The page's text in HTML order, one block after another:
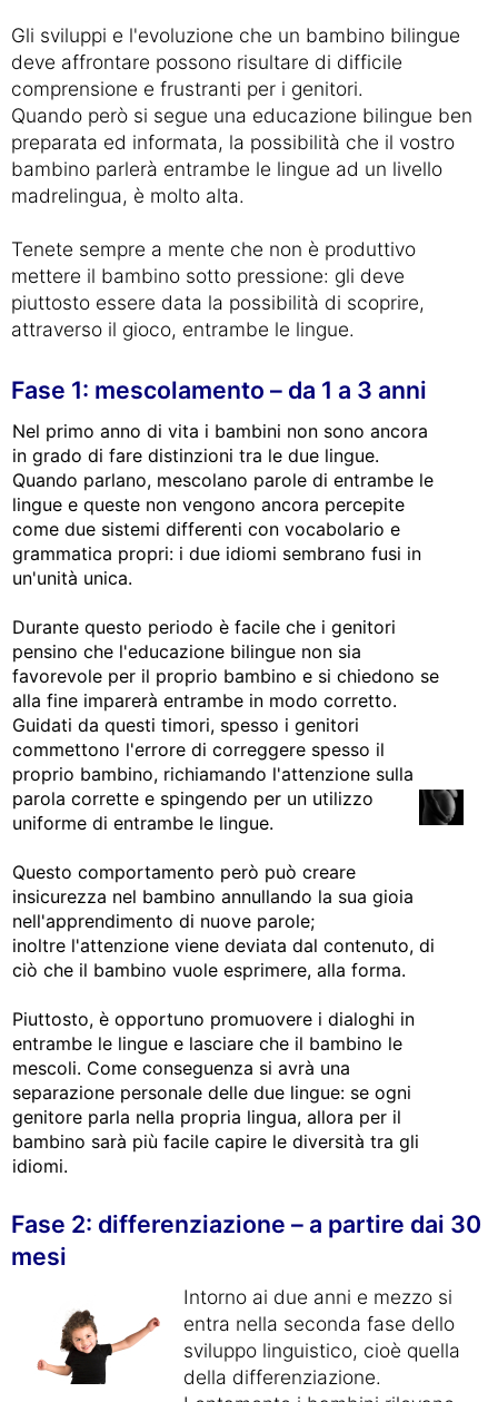
Gli sviluppi e l'evoluzione che un bambino bilingue
deve affrontare possono risultare di difficile
comprensione e frustranti per i genitori.
Quando però si segue una educazione bilingue ben
preparata ed informata, la possibilità che il vostro
bambino parlerà entrambe le lingue ad un livello
madrelingua, è molto alta.
Tenete sempre a mente che non è produttivo
mettere il bambino sotto pressione: gli deve
piuttosto essere data la possibilità di scoprire,
attraverso il gioco, entrambe le lingue.
Fase 1: mescolamento – da 1 a 3 anni
Nel primo anno di vita i bambini non sono ancora
in grado di fare distinzioni tra le due lingue.
Quando parlano, mescolano parole di entrambe le
lingue e queste non vengono ancora percepite
come due sistemi differenti con vocabolario e
grammatica propri: i due idiomi sembrano fusi in
un'unità unica.
Durante questo periodo è facile che i genitori
pensino che l'educazione bilingue non sia
favorevole per il proprio bambino e si chiedono se
alla fine imparerà entrambe in modo corretto.
Guidati da questi timori, spesso i genitori
commettono l'errore di correggere spesso il
proprio bambino, richiamando l'attenzione sulla
parola corrette e spingendo per un utilizzo
uniforme di entrambe le lingue.
Questo comportamento però può creare
insicurezza nel bambino annullando la sua gioia
nell'apprendimento di nuove parole;
inoltre l'attenzione viene deviata dal contenuto, di
ciò che il bambino vuole esprimere, alla forma.
Piuttosto, è opportuno promuovere i dialoghi in
entrambe le lingue e lasciare che il bambino le
mescoli. Come conseguenza si avrà una
separazione personale delle due lingue: se ogni
genitore parla nella propria lingua, allora per il
bambino sarà più facile capire le diversità tra gli
idiomi.
Fase 2: differenziazione – a partire dai 30
mesi
Intorno ai due anni e mezzo si
entra nella seconda fase dello
sviluppo linguistico, cioè quella
della differenziazione.